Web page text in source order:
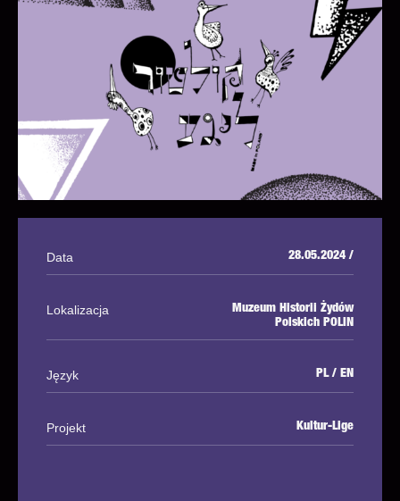
Data 28.05.2024 /
Lokalizacja
Muzeum Historii Żydów
Polskich POLIN
Język PL / EN
Projekt Kultur-Lige